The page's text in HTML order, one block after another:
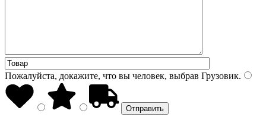
Пожалуйста, докажите, что вы человек, выбрав Грузовик.